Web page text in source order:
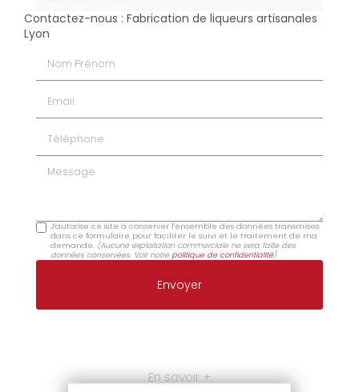
Contactez-nous : Fabrication de liqueurs artisanales
Lyon
Message
J'autorise ce site à conserver l'ensemble des données transmises
dans ce formulaire pour faciliter le suivi et le traitement de ma
demande. (Aucune exploitation commerciale ne sera faite des
données conservées. Voir notrepolitique de confidentialité)
En savoir +